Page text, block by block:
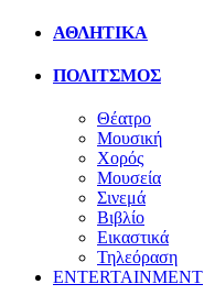
ΑΘΛΗΤΙΚΑ
ΠΟΛΙΤΣΜΟΣ
Θέατρο
Μουσική
Χορός
Μουσεία
Σινεμά
Βιβλίο
Εικαστικά
Τηλεόραση
ENTERTAINMENT